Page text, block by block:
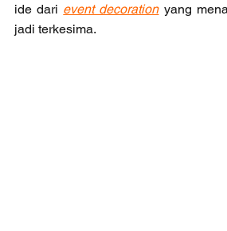
ide dari event decoration yang
jadi terkesima.